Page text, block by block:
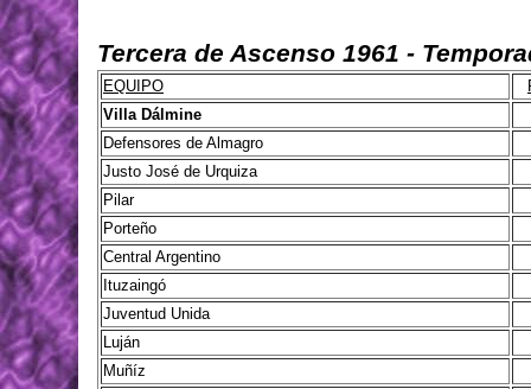
Tercera de Ascenso 1961 -
EQUIPO
Villa Dálmine
Defensores de Almagro
Justo José de Urquiza
Pilar
Porteño
Central Argentino
Ituzaingó
Juventud Unida
Luján
Muñíz